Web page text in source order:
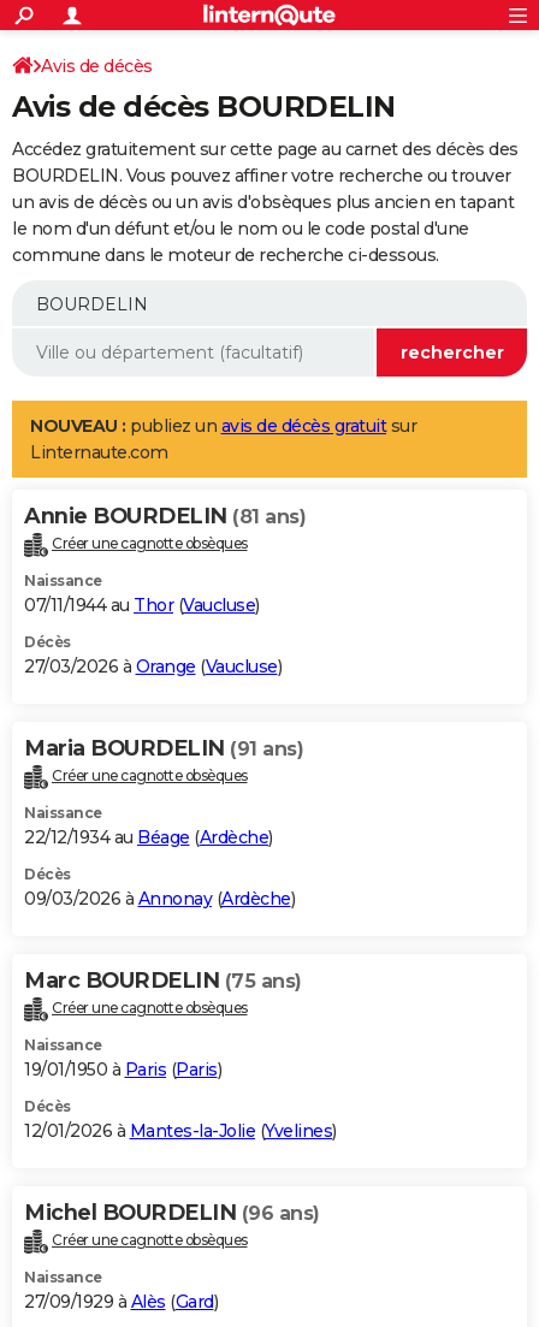
ACTUALITÉS
Politique
Société
Faits Divers
Education
Monde
Villes
+
SPORT
Coupe du monde 2026
Football
Tennis
Cyclisme
Rugby
Forum
Programme TV
TNT
Streaming
Cinéma
Sorties cinéma
Musique
+
FINANCE
Impôts
Immobilier
Risques naturels par ville
Banque
Assurance
Crédit
AUTO
Essais
Réserver un essai
Citadines
Berlines
SUV
Forum auto
+
Mobiles
Meilleur smartphone
Internet
Ordinateurs
Jeux vidéo
Guide high-tech
Aménagement intérieur
LIFESTYLE
Art de vivre
Bien-être
Loisirs
Mode
Modes de vie
Alimentation
Guide de la santé
Maladies
Médicaments
Sommeil
VOYAGE
Destinations
City break
Voyage nature
Voyage de noces
Forum
Climat
+PHOTO
GUIDES D'ACHAT
BONS PLANS
Carte de Noël
Carte Bonne année
Carte Saint-Valentin
Carte Pâques
Carte d'anniversaire
DICTIONNAIRE
Dictionnaire
Biographies
Citations
Expressions
Proverbes
PROGRAMME TV
S'inscrire
Se connecter
Lycées
Collèges
Primaires
Universités
Entreprises
Service militaire
Avis de recherche
AVIS DE DÉCÈS
Bricolage
Lifestyle
Culture
Sport
Auto
Television
Voyage
Cinema
Avis de décès
Avis de décès BOURDELIN
Accédez gratuitement sur cette page au carnet des décès des
BOURDELIN. Vous pouvez affiner votre recherche ou trouver
un avis de décès ou un avis d'obsèques plus ancien en tapant
le nom d'un défunt et/ou le nom ou le code postal d'une
commune dans le moteur de recherche ci-dessous.
NOUVEAU : publiez un avis de décès gratuitsur
Linternaute.com
Annie BOURDELIN (81 ans)
Créer une cagnotte obsèques
Naissance
07/11/1944 au Thor(Vaucluse)
Décès
27/03/2026 à Orange (Vaucluse)
Maria BOURDELIN (91 ans)
Créer une cagnotte obsèques
Naissance
22/12/1934 au Béage (Ardèche)
Décès
09/03/2026 à Annonay(Ardèche)
Marc BOURDELIN (75 ans)
Créer une cagnotte obsèques
Naissance
19/01/1950 à Paris (Paris)
Décès
12/01/2026 à Mantes-la-Jolie (Yvelines)
Michel BOURDELIN (96 ans)
Créer une cagnotte obsèques
Naissance
27/09/1929 à Alès (Gard)